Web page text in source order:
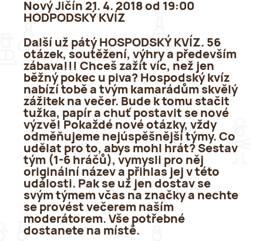
Nový Jičín 21. 4. 2018 od 19:00
HODPODSKÝ KVÍZ
Další už pátý HOSPODSKÝ KVÍZ. 56
otázek, soutěžení, výhry a především
zábava!!! Chceš zažít víc, než jen
běžný pokec u piva? Hospodský kvíz
nabízí tobě a tvým kamarádům skvělý
zážitek na večer. Bude k tomu stačit
tužka, papír a chuť postavit se nové
výzvě! Pokaždé nové otázky, vždy
odměňujeme nejúspěšnější týmy. Co
udělat pro to, abys mohl hrát? Sestav
tým (1-6 hráčů), vymysli pro něj
originální název a přihlas jej v této
události. Pak se už jen dostav se
svým týmem včas na značky a nechte
se provést večerem naším
moderátorem. Vše potřebné
dostanete na místě.